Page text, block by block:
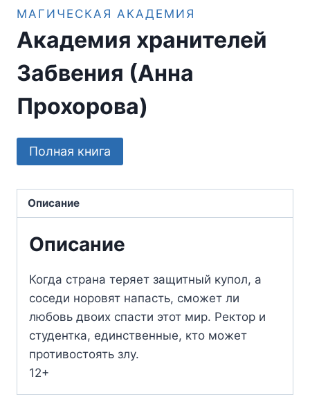
МАГИЧЕСКАЯ АКАДЕМИЯ
Академия хранителей
Забвения (Анна
Прохорова)
Полная книга
Описание
Описание
Когда страна теряет защитный купол, а
соседи норовят напасть, сможет ли
любовь двоих спасти этот мир. Ректор и
студентка, единственные, кто может
противостоять злу.
12+